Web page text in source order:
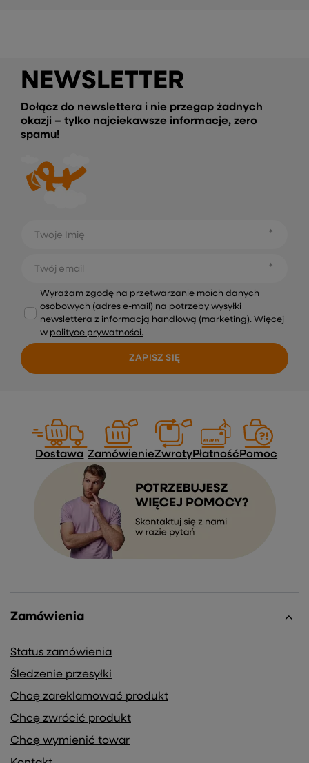
NEWSLETTER
Dołącz do newslettera i nie przegap żadnych
okazji – tylko najciekawsze informacje, zero
spamu!
Twoje Imię
Twój email
Wyrażam zgodę na przetwarzanie moich danych
osobowych (adres e-mail) na potrzeby wysyłki
newslettera z informacją handlową (marketing). Więcej
w polityce prywatności.
ZAPISZ SIĘ
Dostawa ZamówienieZwrotyPłatność Pomoc
Zamówienia
Status zamówienia
Śledzenie przesyłki
Chcę zareklamować produkt
Chcę zwrócić produkt
Chcę wymienić towar